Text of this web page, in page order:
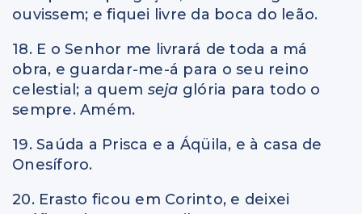
ouvissem; e fiquei livre da boca do leão.
18. E o Senhor me livrará de toda a má
obra, e guardar-me-á para o seu reino
celestial; a quem seja glória para todo o
sempre. Amém.
19. Saúda a Prisca e a Áqüila, e à casa de
Onesíforo.
20. Erasto ficou em Corinto, e deixei